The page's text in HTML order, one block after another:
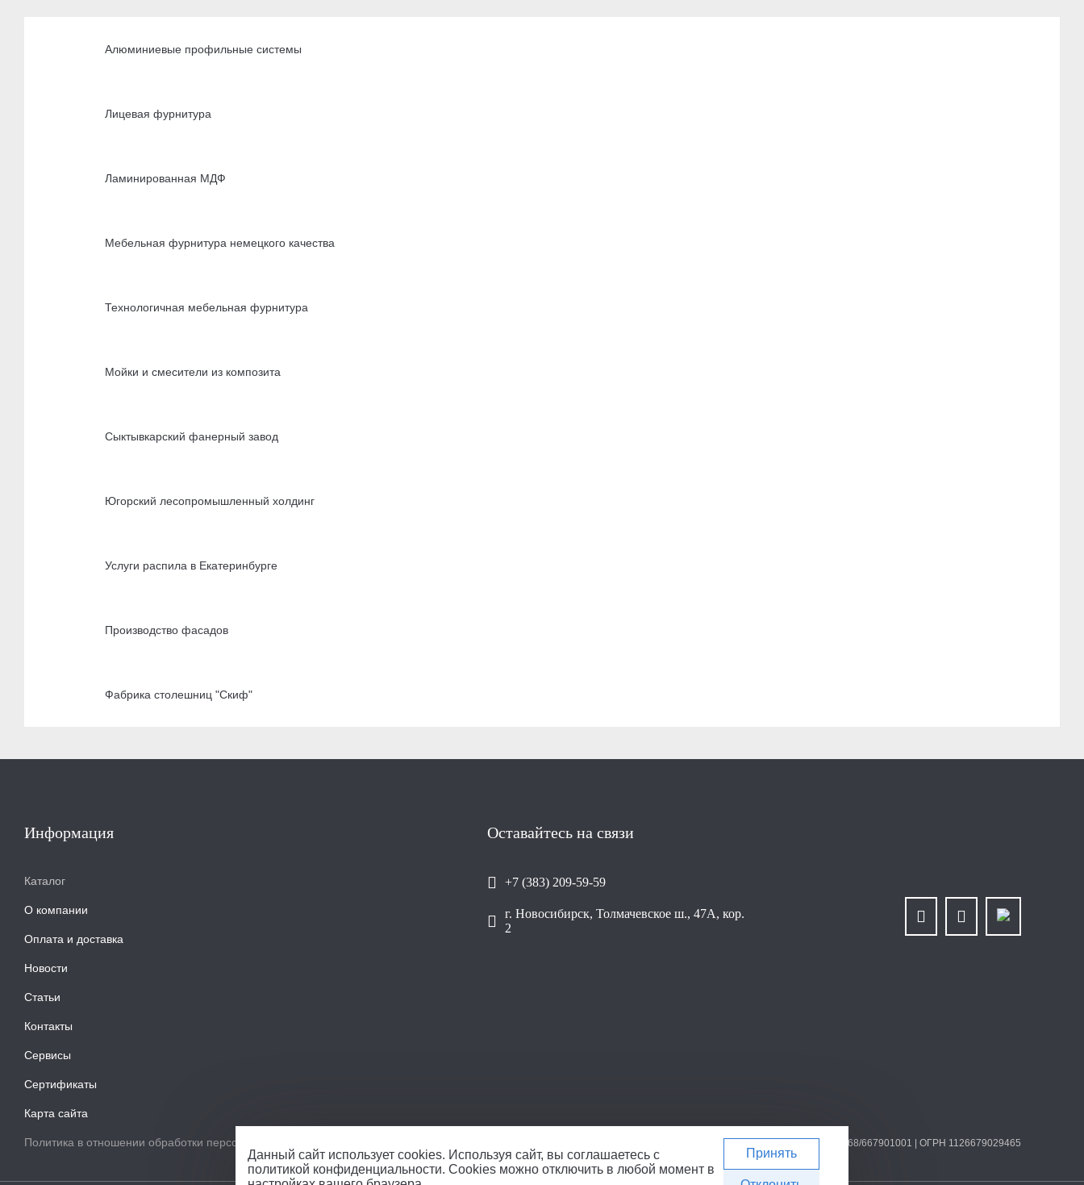
Алюминиевые профильные системы
Лицевая фурнитура
Ламинированная МДФ
Мебельная фурнитура немецкого качества
Технологичная мебельная фурнитура
Мойки и смесители из композита
Сыктывкарский фанерный завод
Югорский лесопромышленный холдинг
Услуги распила в Екатеринбурге
Производство фасадов
Фабрика столешниц "Скиф"
Информация
Каталог
О компании
Оплата и доставка
Новости
Статьи
Контакты
Сервисы
Сертификаты
Карта сайта
Политика в отношении обработки персональных данных
Оставайтесь на связи
+7 (383) 209-59-59
г. Новосибирск, Толмачевское ш., 47А, кор.
2
ООО «Уралплит» | ИНН/КПП 6679025768/667901001 | ОГРН 1126679029465
Данный сайт использует cookies. Используя сайт, вы соглашаетесь с
политикой конфиденциальности. Cookies можно отключить в любой момент в
Принять